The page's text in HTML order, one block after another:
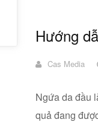
Hướng
Cas Media
Ngứa da đầu
quả đang